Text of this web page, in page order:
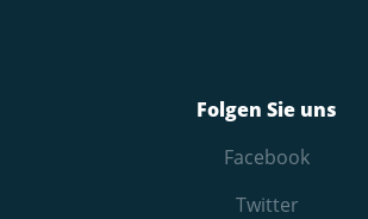
Folgen Sie uns
Facebook
Twitter